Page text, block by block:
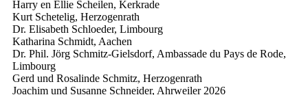
Harry en Ellie Scheilen, Kerkrade
Kurt Schetelig, Herzogenrath
Dr. Elisabeth Schloeder, Limbourg
Katharina Schmidt, Aachen
Dr. Phil. Jörg Schmitz-Gielsdorf, Ambassade du Pays de Rode,
Limbourg
Gerd und Rosalinde Schmitz, Herzogenrath
Joachim und Susanne Schneider, Ahrweiler 2026